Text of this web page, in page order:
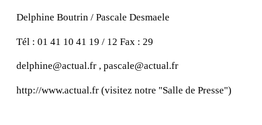
Delphine Boutrin / Pascale Desmaele
Tél : 01 41 10 41 19 / 12 Fax : 29
delphine@actual.fr , pascale@actual.fr
http://www.actual.fr (visitez notre "Salle de Presse")